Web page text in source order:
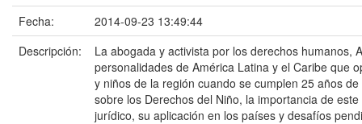
Fecha:
2014-09-23 13:49:44
Descripción:
La abogada y activista por los derechos humanos,
personalidades de América Latina y el Caribe que
y niños de la región cuando se cumplen 25 años
sobre los Derechos del Niño, la importancia de
jurídico, su aplicación en los países y desafíos